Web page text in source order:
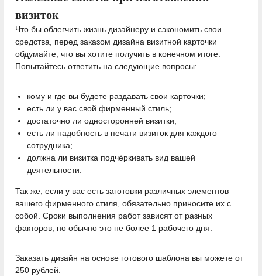
визиток
Что бы облегчить жизнь дизайнеру и сэкономить свои
средства, перед заказом дизайна визитной карточки
обдумайте, что вы хотите получить в конечном итоге.
Попытайтесь ответить на следующие вопросы:
кому и где вы будете раздавать свои карточки;
есть ли у вас свой фирменный стиль;
достаточно ли односторонней визитки;
есть ли надобность в печати визиток для каждого
сотрудника;
должна ли визитка подчёркивать вид вашей
деятельности.
Так же, если у вас есть заготовки различных элементов
вашего фирменного стиля, обязательно приносите их с
собой. Сроки выполнения работ зависят от разных
факторов, но обычно это не более 1 рабочего дня.
Заказать дизайн на основе готового шаблона вы можете от
250 рублей.